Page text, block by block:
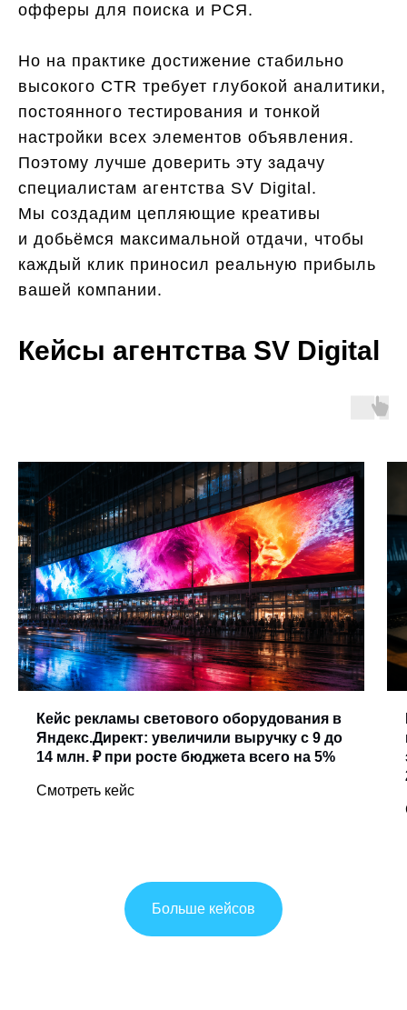
офферы для поиска и РСЯ.
Но на практике достижение стабильно
высокого CTR требует глубокой аналитики,
постоянного тестирования и тонкой
настройки всех элементов объявления.
Поэтому лучше доверить эту задачу
специалистам агентства SV Digital.
Мы создадим цепляющие креативы
и добьёмся максимальной отдачи, чтобы
каждый клик приносил реальную прибыль
вашей компании.
Кейсы агентства SV Digital
Кейс рекламы светового оборудования в
Яндекс.Директ: увеличили выручку с 9 до
14 млн. ₽ при росте бюджета всего на 5%
Смотреть кейс
Больше кейсов